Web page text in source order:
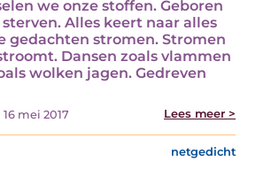
we onze stoffen. Geboren
Alles keert naar alles
gedachten stromen. Stromen
Dansen zoals vlammen
wolken jagen. Gedreven
16 mei 2017 Lees meer >
netgedicht